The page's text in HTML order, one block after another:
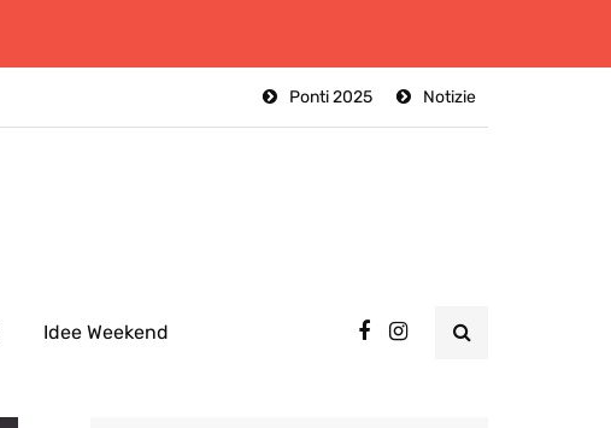
Notizie
Ponti 2025
Idee Weekend